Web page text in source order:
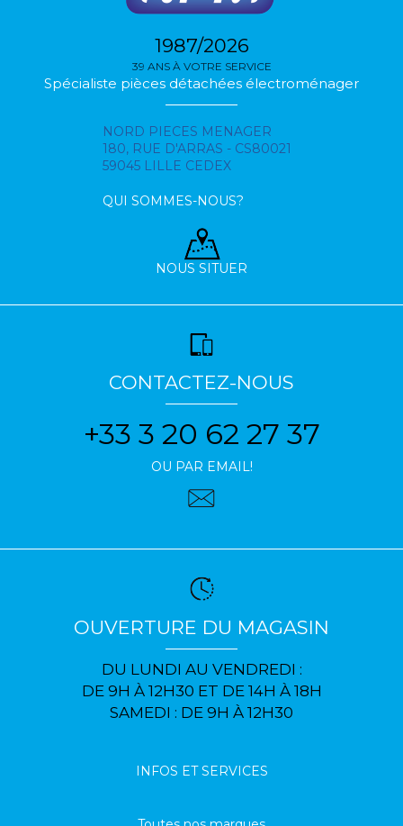
1987/2026
39 ANS À VOTRE SERVICE
Spécialiste pièces détachées électroménager
NORD PIECES MENAGER
180, RUE D'ARRAS - CS80021
59045 LILLE CEDEX
QUI SOMMES-NOUS?
NOUS SITUER
CONTACTEZ-NOUS
+33 3 20 62 27 37
OU PAR EMAIL!
OUVERTURE DU MAGASIN
DU LUNDI AU VENDREDI :
DE 9H À 12H30 ET DE 14H À 18H
SAMEDI : DE 9H À 12H30
INFOS ET SERVICES